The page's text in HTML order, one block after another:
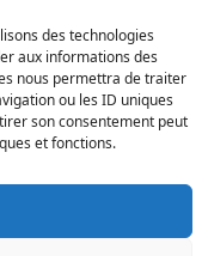
des technologies
aux informations des
nous permettra de traiter
ou les ID uniques
son consentement peut
et fonctions.
du site